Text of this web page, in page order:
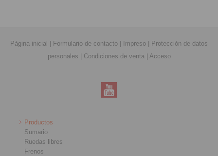
Página inicial Formulario de contacto Impreso
Protección de datos
personales
Condiciones de venta| Acceso
Productos
Sumario
Ruedas libres
Frenos